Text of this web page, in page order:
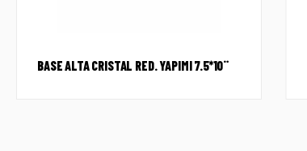
BASE ALTA CRISTAL RED. YAPIMI 7.5*10¨